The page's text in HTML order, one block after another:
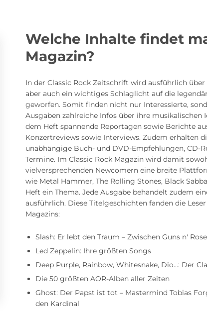
Welche Inhalte findet
Magazin?
In der Classic Rock Zeitschrift wird ausführlich
aber auch ein wichtiges Schlaglicht auf die
geworfen. Somit finden nicht nur Interessierte,
Ausgaben zahlreiche Infos über ihre musikalischen
dem Heft spannende Reportagen sowie Berichte
Konzertreviews sowie Interviews. Zudem erhalten
unabhängige Buch- und DVD-Empfehlungen, CD-
Termine. Im Classic Rock Magazin wird damit
vielversprechenden Newcomern eine breite
wie Metal Hammer, The Rolling Stones, Black
Heft ein Thema. Jede Ausgabe behandelt zudem
ausführlich. Diese Titelgeschichten fanden die
Magazins:
Slash: Er lebt den Traum – Zwischen Guns n'
Led Zeppelin: Ihre größten Songs
Deep Purple, Rainbow, Whitesnake, Dio...: Der
Die 50 größten AOR-Alben aller Zeiten
Ghost: Der Papst ist tot – Mastermind Tobias
den Kardinal